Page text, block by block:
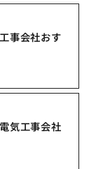
事会社おす
気工事会社